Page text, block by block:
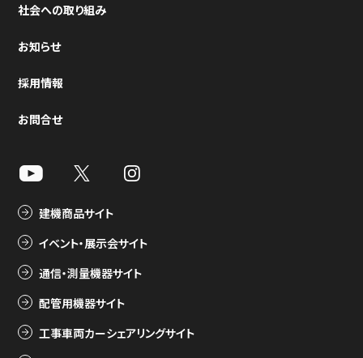
社会への取り組み
お知らせ
採用情報
お問合せ
建機商品サイト
イベント・展示会サイト
通信・測量機器サイト
配管用機器サイト
工事車両カーシェアリングサイト